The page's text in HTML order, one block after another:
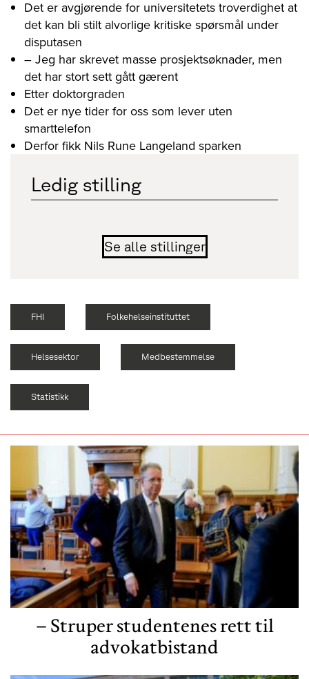
Ledig stilling
Se alle stillinger
Det er avgjørende for universitetets troverdighet at
det kan bli stilt alvorlige kritiske spørsmål under
disputasen
– Jeg har skrevet masse prosjektsøknader, men
det har stort sett gått gærent
Etter doktorgraden
Det er nye tider for oss som lever uten
smarttelefon
Derfor fikk Nils Rune Langeland sparken
FHI Folkehelseinstituttet
Helsesektor Medbestemmelse
Statistikk
– Struper studentenes rett til
advokatbistand